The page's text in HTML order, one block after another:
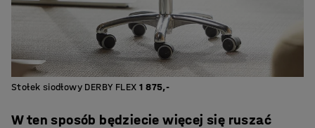
Stołek siodłowy DERBY FLEX 1 875,-
W ten sposób będziecie więcej się ruszać